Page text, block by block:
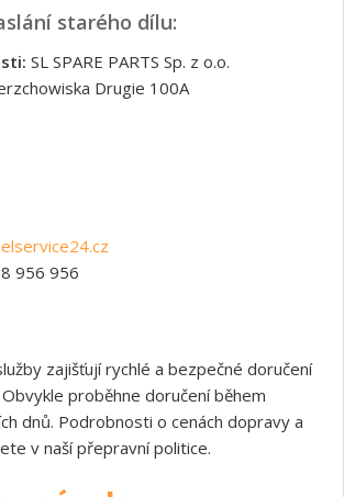
starého dílu:
SL SPARE PARTS Sp. z o.o.
Drugie 100A
956 956
zajišťují rychlé a bezpečné doručení
proběhne doručení během
dnů. Podrobnosti o cenách dopravy a
v naší přepravní politice.